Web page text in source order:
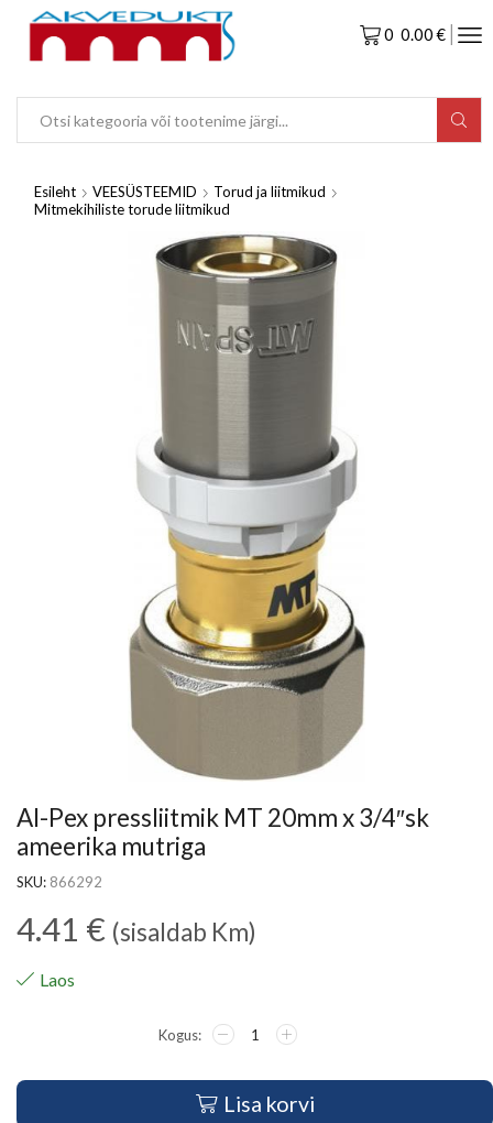
0 0.00€
Esileht VEESÜSTEEMID
Torud ja liitmikud
Mitmekihiliste torude liitmikud
Al-Pex pressliitmik MT 20mm x 3/4″sk
ameerika mutriga
SKU: 866292
4.41 € (sisaldab Km)
Laos
Lisa korvi